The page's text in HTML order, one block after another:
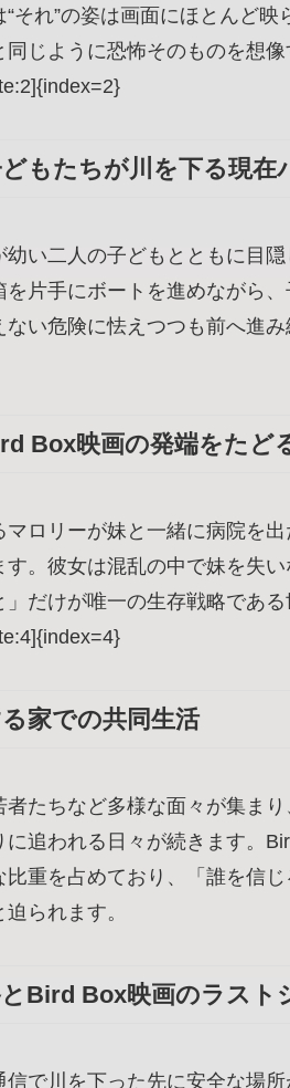
それ”の姿は画面にほとんど
じように恐怖そのものを想
もたちが川を下る現在
い二人の子どもとともに目
片手にボートを進めながら
い危険に怯えつつも前へ進
Box映画の発端をたど
マロリーが妹と一緒に病院を
。彼女は混乱の中で妹を失
だけが唯一の生存戦略であ
家での共同生活
たちなど多様な面々が集ま
に追われる日々が続きます。
重を占めており、「誰を信
られます。
Bird Box映画のラスト
で川を下った先に安全な場